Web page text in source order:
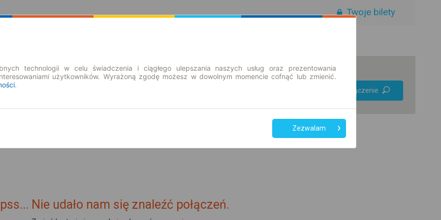
Twoje bilety
Znajdź połączenie
Nie udało nam się znaleźć połączeń.
technologii w celu świadczenia i ciągłego ulepszania naszych usług oraz prezentowania
użytkowników. Wyrażoną zgodę możesz w dowolnym momencie cofnąć lub zmienić.
.
Zezwalam